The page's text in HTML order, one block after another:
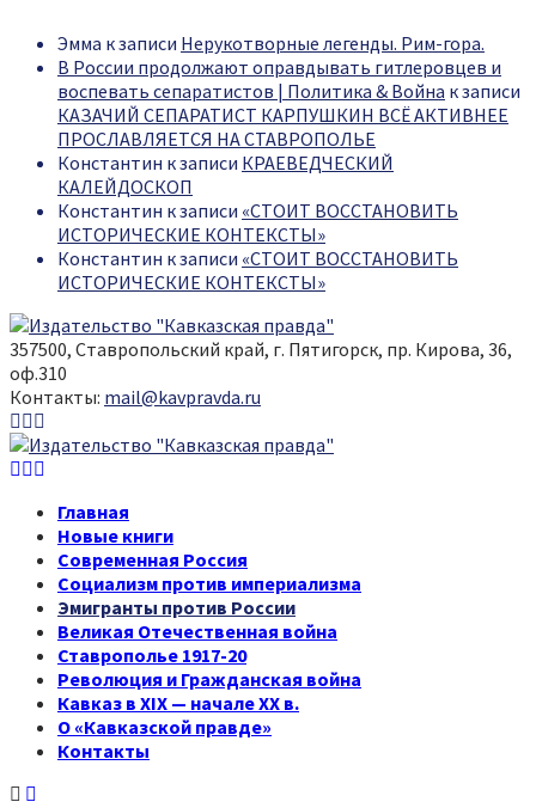
Эмма к записи Нерукотворные легенды. Рим-гора.
В России продолжают оправдывать гитлеровцев и
воспевать сепаратистов | Политика & Война к записи
КАЗАЧИЙ СЕПАРАТИСТ КАРПУШКИН ВСЁ АКТИВНЕЕ
ПРОСЛАВЛЯЕТСЯ НА СТАВРОПОЛЬЕ
Константин к записи КРАЕВЕДЧЕСКИЙ
КАЛЕЙДОСКОП
Константин к записи «СТОИТ ВОССТАНОВИТЬ
ИСТОРИЧЕСКИЕ КОНТЕКСТЫ»
Константин к записи «СТОИТ ВОССТАНОВИТЬ
ИСТОРИЧЕСКИЕ КОНТЕКСТЫ»
357500, Ставропольский край, г. Пятигорск, пр. Кирова, 36,
оф.310
Контакты: mail@kavpravda.ru
Youtube
Vk
Youtube
Vk
Главная
Новые книги
Современная Россия
Социализм против империализма
Эмигранты против России
Великая Отечественная война
Ставрополье 1917-20
Революция и Гражданская война
Кавказ в XIX — начале XX в.
О «Кавказской правде»
Контакты